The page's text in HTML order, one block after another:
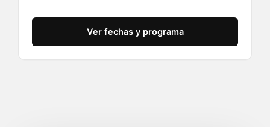
Ver fechas y programa